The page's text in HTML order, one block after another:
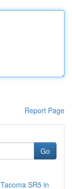
Report Page
Go
SR5 in